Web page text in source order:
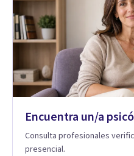
Encuentra un/a
Consulta profesionales
presencial.